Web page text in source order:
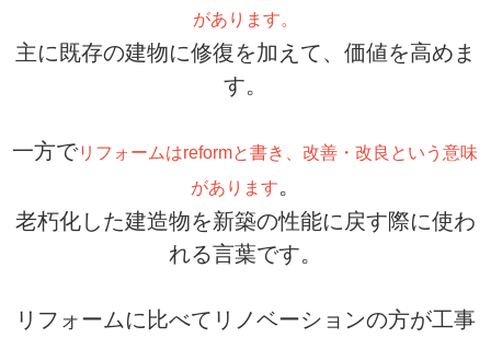
があります。
主に既存の建物に修復を加えて、価値を高めま
す。
一方でリフォームはreformと書き、改善・改良という意味
があります。
老朽化した建造物を新築の性能に戻す際に使わ
れる言葉です。
リフォームに比べてリノベーションの方が工事